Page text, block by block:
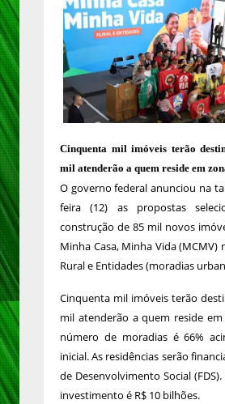
Cinquenta mil imóveis terão
mil atenderão a quem reside em
O governo federal anunciou na
feira (12) as propostas
construção de 85 mil novos
Minha Casa, Minha Vida (MCMV)
Rural e Entidades (moradias
Cinquenta mil imóveis terão
mil atenderão a quem reside
número de moradias é 66%
inicial. As residências serão
de Desenvolvimento Social
investimento é R$ 10 bilhões.